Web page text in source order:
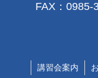
FAX：0985-
講習会案内